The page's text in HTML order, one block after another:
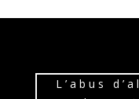
L’abus